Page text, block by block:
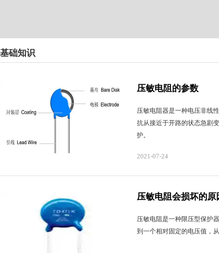
基础知识
压敏电阻的参数
压敏电阻器是一种电压非线
抗从接近于开路的状态急剧
护。
2021-07-24
压敏电阻会损坏的原
压敏电阻是一种限压型保护
到一个相对固定的电压值，